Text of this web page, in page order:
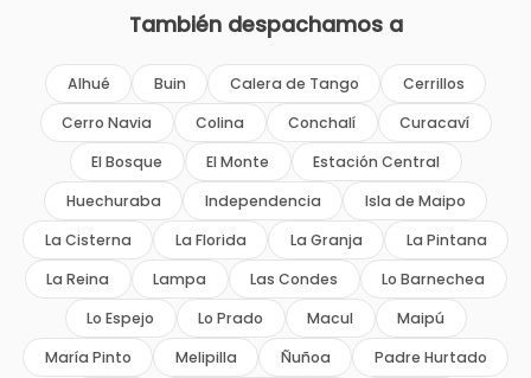
También despachamos a
Alhué Buin Calera de Tango
Cerrillos
Cerro Navia
Colina Conchalí
Curacaví
El Bosque
El Monte
Estación Central
Huechuraba
Independencia
Isla de Maipo
La Cisterna
La Florida La Granja
La Pintana
La Reina
Lampa Las Condes
Lo Barnechea
Lo Espejo
Lo Prado Macul
Maipú
María Pinto
Melipilla Ñuñoa Padre Hurtado